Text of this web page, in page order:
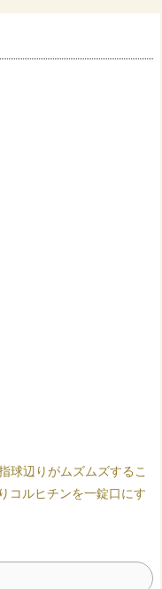
球辺りがムズムズする こ
コルヒチンを一錠口にす